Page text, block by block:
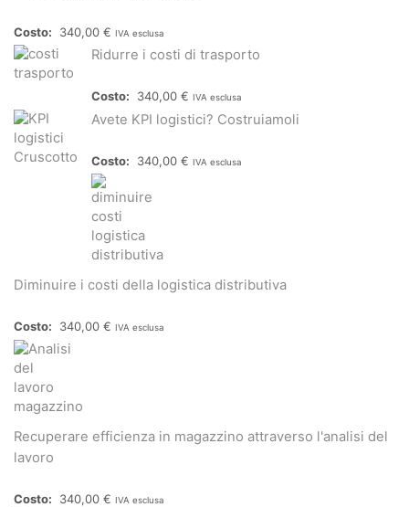
340,00 € IVA esclusa
Ridurre i costi di trasporto
340,00 € IVA esclusa
Avete KPI logistici? Costruiamoli
340,00 € IVA esclusa
Diminuire i costi della logistica distributiva
340,00 € IVA esclusa
Recuperare efficienza in magazzino attraverso l'analisi del
lavoro
340,00 € IVA esclusa